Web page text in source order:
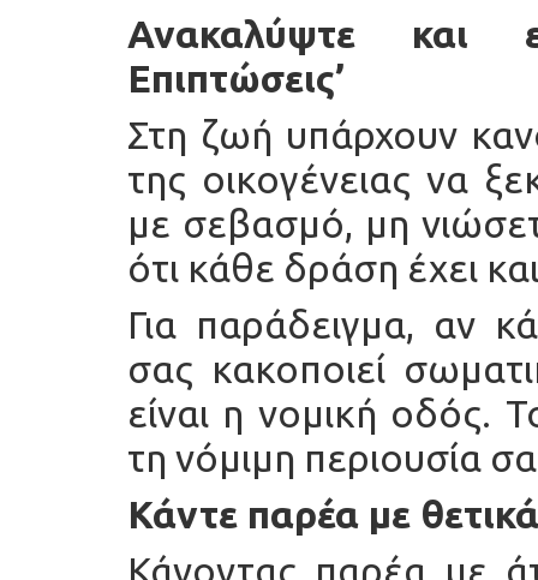
Ανακαλύψτε και
Επιπτώσεις’
Στη ζωή υπάρχουν
της οικογένειας να
με σεβασμό, μη
ότι κάθε δράση έχει
Για παράδειγμα, αν
σας κακοποιεί
είναι η νομική οδός.
τη νόμιμη περιουσία
Κάντε παρέα με
Κάνοντας παρέα με